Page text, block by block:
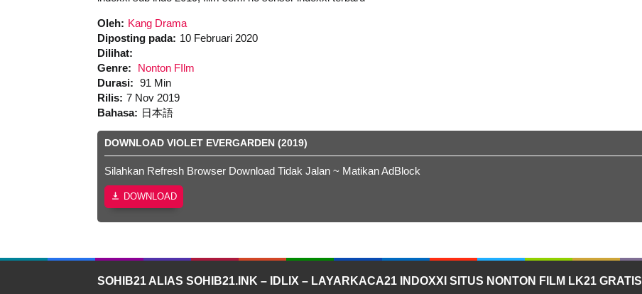
Oleh: Kang Drama
Diposting pada: 10 Februari 2020
Dilihat:
Genre:
Nonton FIlm
Durasi: 91 Min
Rilis: 7 Nov 2019
Bahasa: 日本語
DOWNLOAD VIOLET EVERGARDEN (2019)
Silahkan Refresh Browser Download Tidak Jalan ~ Matikan AdBlock
DOWNLOAD
SOHIB21 ALIAS SOHIB21.INK – IDLIX – LAYARKACA21 INDOXXI SITUS NONTON FILM LK21 GRATIS